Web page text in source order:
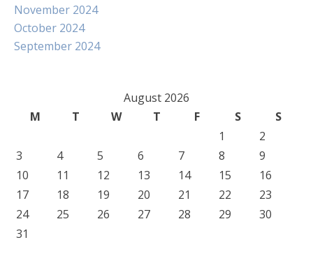
November 2024
October 2024
September 2024
August 2026
M
T W T F S
S
1
2
3
4 5 6 7 8
9
10
11 12 13 14 15
16
17
18 19 20 21 22
23
24
25 26 27 28 29
30
31